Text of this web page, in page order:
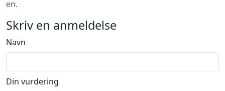
en.
Skriv en anmeldelse
Navn
Din vurdering